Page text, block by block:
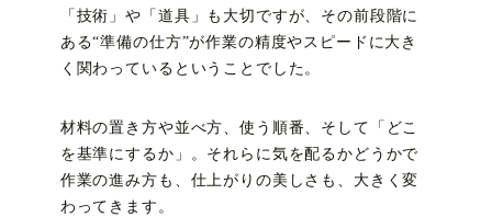
「技術」や「道具」も大切ですが、その前段階に
ある“準備の仕方”が作業の精度やスピードに大き
く関わっているということでした。
材料の置き方や並べ方、使う順番、そして「どこ
を基準にするか」。それらに気を配るかどうかで
作業の進み方も、仕上がりの美しさも、大きく変
わってきます。